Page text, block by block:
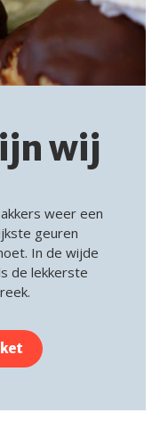
wij
weer een
geuren
In de wijde
de lekkerste